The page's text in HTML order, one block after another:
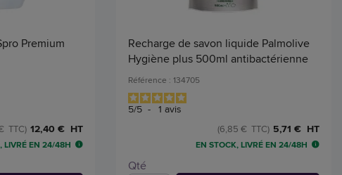
Premium
12,40 € HT
TTC)
LIVRÉ EN 24/48H
Recharge de savon liquide Palmolive
Hygiène plus 500ml antibactérienne
Référence : 134705
5/5 - 1 avis
5,71 € HT
(6,85 € TTC)
EN STOCK, LIVRÉ EN 24/48H
Qté